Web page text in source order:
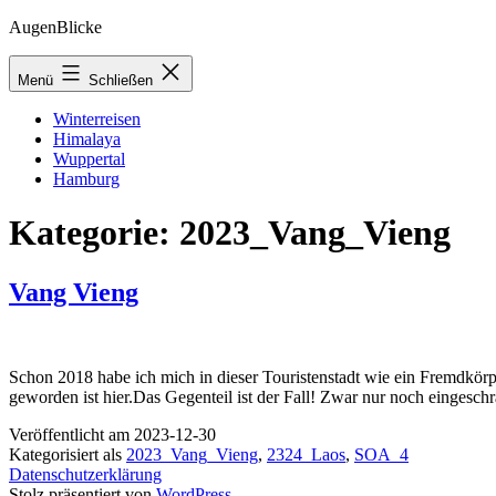
Zum
springen
AugenBlicke
Menü Schließen
Winterreisen
Himalaya
Wuppertal
Hamburg
Kategorie: 2023_Vang_Vieng
Vang Vieng
Schon 2018 habe ich mich in dieser Touristenstadt wie ein
geworden ist hier.Das Gegenteil ist der Fall! Zwar nur noch
Veröffentlicht am 2023-12-30
Kategorisiert als 2023_Vang_Vieng, 2324_Laos, SOA_4
Datenschutzerklärung